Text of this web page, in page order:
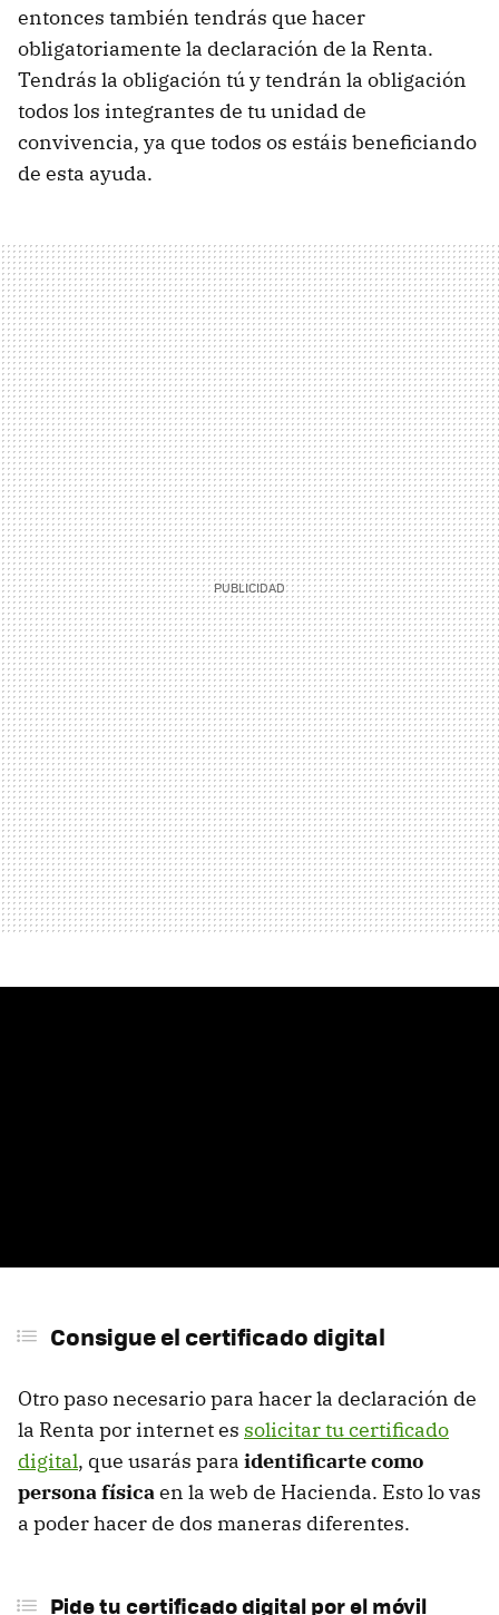
entonces también tendrás que hacer
obligatoriamente la declaración de la Renta.
Tendrás la obligación tú y tendrán la obligación
todos los integrantes de tu unidad de
convivencia, ya que todos os estáis beneficiando
de esta ayuda.
Consigue el certificado digital
Otro paso necesario para hacer la declaración de
la Renta por internet es solicitar tu certificado
digital, que usarás para identificarte como
persona físicaen la web de Hacienda. Esto lo vas
a poder hacer de dos maneras diferentes.
Pide tu certificado digital por el móvil